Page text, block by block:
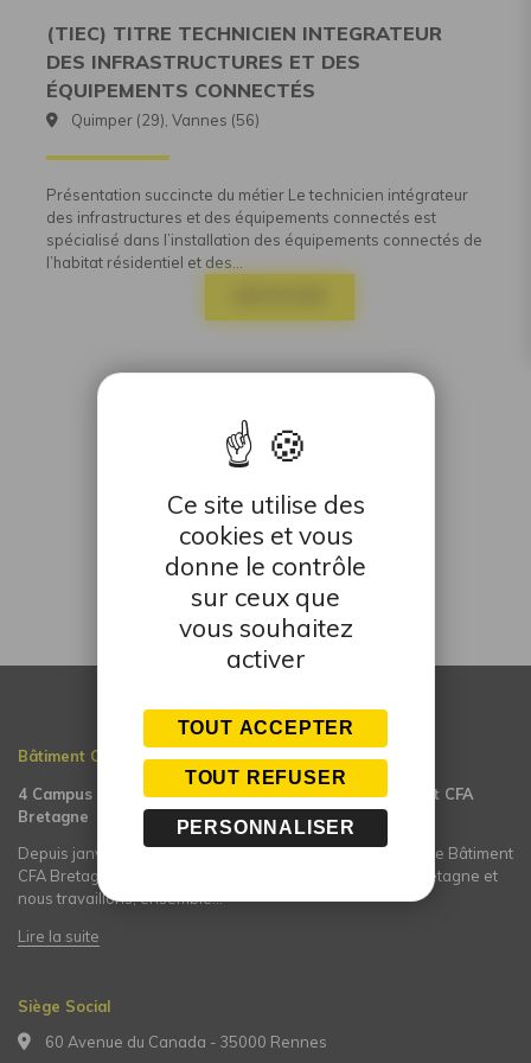
Ce site utilise des
cookies et vous
donne le contrôle
sur ceux que
vous souhaitez
activer
TOUT ACCEPTER
TOUT REFUSER
PERSONNALISER
(TIEC) TITRE TECHNICIEN INTEGRATEUR
DES INFRASTRUCTURES ET DES
ÉQUIPEMENTS CONNECTÉS
Quimper (29), Vannes (56)
Présentation succincte du métier Le technicien intégrateur
des infrastructures et des équipements connectés est
spécialisé dans l’installation des équipements connectés de
l’habitat résidentiel et des...
Bâtiment CFA BRETAGNE
4 Campus réunis en une association régionale Bâtiment CFA
Bretagne
Depuis janvier 2011, nous sommes l’Association Régionale Bâtiment
CFA Bretagne composée de 4 campus du Bâtiment de Bretagne et
nous travaillons, ensemble…
Lire la suite
Siège Social
60 Avenue du Canada - 35000 Rennes